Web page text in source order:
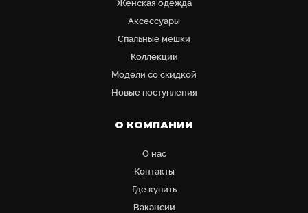
Женская одежда
Аксессуары
Cпальные мешки
Коллекции
Модели со скидкой
Новые поступления
О КОМПАНИИ
О нас
Контакты
Где купить
Вакансии